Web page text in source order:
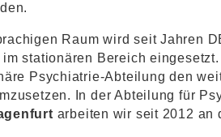
Raum wird seit Jahren
im stationären Bereich
Psychiatrie-Abteilung den
In der Abteilung für
arbeiten wir seit 2012 an